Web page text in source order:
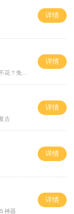
详情
费通关！
详情
古
详情
详情
神器
详情